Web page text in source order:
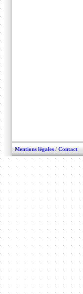
Mentions légales / Contact